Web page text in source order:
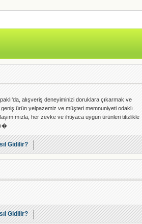
alışveriş deneyiminizi doruklara çıkarmak ve
ürün yelpazemiz ve müşteri memnuniyeti odaklı
her zevke ve ihtiyaca uygun ürünleri titizlikle
Gidilir?
Gidilir?